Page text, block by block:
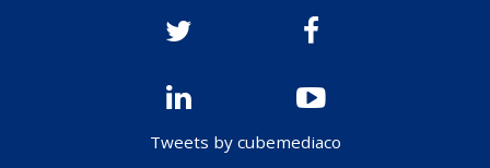
Tweets by cubemediaco